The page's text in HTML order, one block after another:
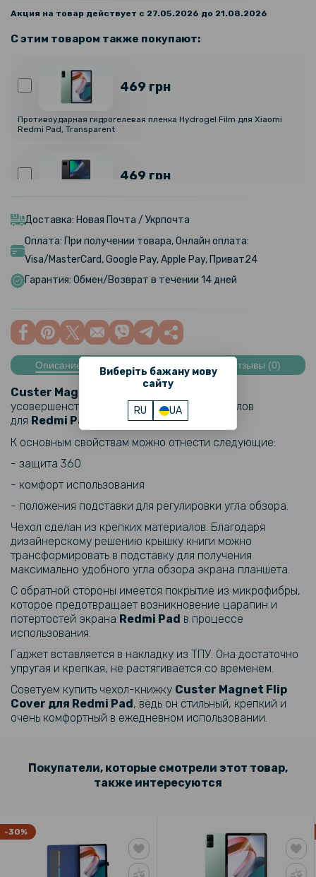
Виберіть бажану мову
сайту
RU UA
Акция на товар действует с 27.05.2026 до 21.08.2026
С этим товаром также покупают:
469 грн
Противоударная гидрогелевая пленка Hydrogel Film для Xiaomi
Redmi Pad, Transparent
469 грн
Redmi Pad 6 / 6 Pro, Transparent
469 грн
Redmi Pad SE, Transparent
645 грн
759 грн
Чехол - книжка Glass Magnet Flip Cover для Xiaomi Redmi Pad
494 грн
549 грн
Чехол - книжка Glass Magnet Flip Cover для Samsung Tab S9
669 грн
Чехол - книжка Glass Magnet Flip Cover для Samsung Tab S9 FE
Plus
469 грн
Противоударная гидрогелевая пленка Hydrogel Film для Xiaomi
469 грн
Противоударная гидрогелевая пленка Hydrogel Film для Xiaomi
469 грн
212 грн
Доставка: Новая Почта / Укрпочта
Оплата: При получении товара, Онлайн оплата:
Visa/MasterCard, Google Pay, Apple Pay, Приват24
Гарантия: Обмен/Возврат в течении 14 дней
Описание Характеристики Отзывы (0)
Custer Magnet Flip Cover
– это
усовершенствованная серия защитных чехлов
для Redmi Pad
К основным свойствам можно отнести следующие:
- защита 360
- комфорт использования
- положения подставки для регулировки угла обзора.
Чехол сделан из крепких материалов. Благодаря
дизайнерскому решению крышку книги можно
трансформировать в подставку для получения
максимально удобного угла обзора экрана планшета.
С обратной стороны имеется покрытие из микрофибры,
которое предотвращает возникновение царапин и
потертостей экрана Redmi Pad в процессе
использования.
Гаджет вставляется в накладку из ТПУ. Она достаточно
упругая и крепкая, не растягивается со временем.
Советуем купить чехол-книжку Custer Magnet Flip
Cover для Redmi Pad, ведь он стильный, крепкий и
очень комфортный в ежедневном использовании.
Покупатели, которые смотрели этот товар,
также интересуются
-30%